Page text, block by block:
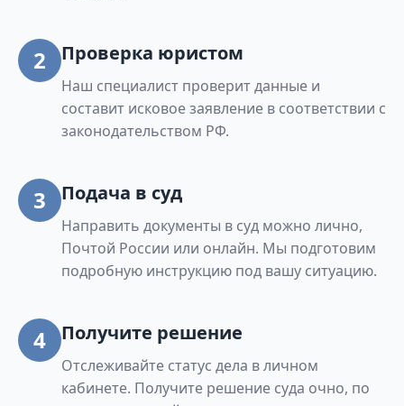
2 Проверка юристом
Наш специалист проверит данные и
составит исковое заявление в соответствии с
законодательством РФ.
3 Подача в суд
Направить документы в суд можно лично,
Почтой России или онлайн. Мы подготовим
подробную инструкцию под вашу ситуацию.
4 Получите решение
Отслеживайте статус дела в личном
кабинете. Получите решение суда очно, по